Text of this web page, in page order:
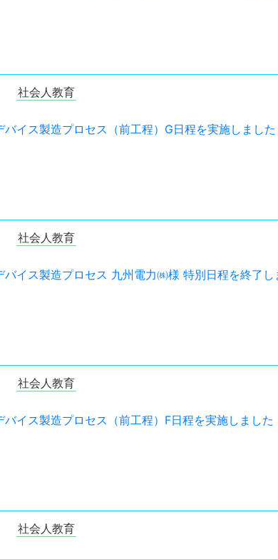
社会人教育
イス製造プロセス（前工程）G日程を実施しました
社会人教育
イス製造プロセス 九州電力㈱様 特別日程を終了し
社会人教育
イス製造プロセス（前工程）F日程を実施しました
社会人教育